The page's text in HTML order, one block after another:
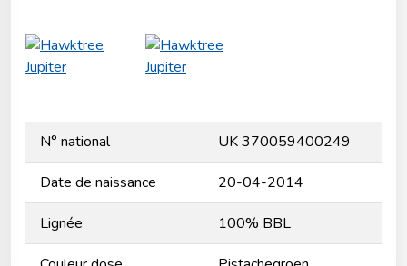
N° national UK 370059400249
Date de naissance 20-04-2014
Lignée 100% BBL